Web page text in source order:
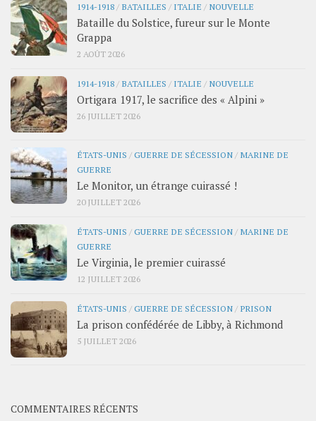
1914-1918 / BATAILLES / ITALIE / NOUVELLE
Bataille du Solstice, fureur sur le Monte
Grappa
2 AOÛT 2026
1914-1918 / BATAILLES / ITALIE / NOUVELLE
Ortigara 1917, le sacrifice des « Alpini »
26 JUILLET 2026
ÉTATS-UNIS /GUERRE DE SÉCESSION / MARINE DE
GUERRE
Le Monitor, un étrange cuirassé !
20 JUILLET 2026
ÉTATS-UNIS /GUERRE DE SÉCESSION / MARINE DE
GUERRE
Le Virginia, le premier cuirassé
12 JUILLET 2026
ÉTATS-UNIS /GUERRE DE SÉCESSION / PRISON
La prison confédérée de Libby, à Richmond
5 JUILLET 2026
COMMENTAIRES RÉCENTS